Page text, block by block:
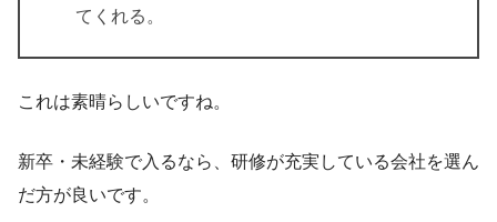
てくれる。
これは素晴らしいですね。
新卒・未経験で入るなら、研修が充実している会社を選ん
だ方が良いです。